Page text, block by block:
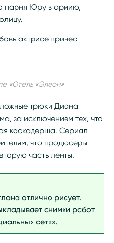
парня Юру в армию,
актрисе принес
«Отель «Элеон»
трюки Диана
за исключением тех, что
каскадерша. Сериал
что продюсеры
часть ленты.
отлично рисует.
снимки работ
сетях.